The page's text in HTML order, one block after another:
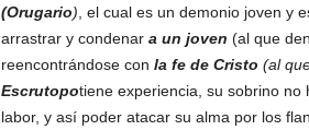
(Orugario) , el cual es un demonio joven y
arrastrar y condenar a un joven (al que
reencontrándose con la fe de Cristo (al
Escrutopotiene experiencia, su sobrino no
labor, y así poder atacar su alma por los